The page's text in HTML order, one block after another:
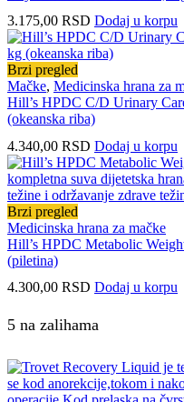
3.175,00 RSD Dodaj u korpu
Brzi pregled
Mačke, Medicinska hrana za
Hill’s HPDC C/D Urinary
(okeanska riba)
4.340,00 RSD Dodaj u korpu
Brzi pregled
Medicinska hrana za mačke
Hill’s HPDC Metabolic
(piletina)
4.300,00 RSD Dodaj u korpu
5 na zalihama